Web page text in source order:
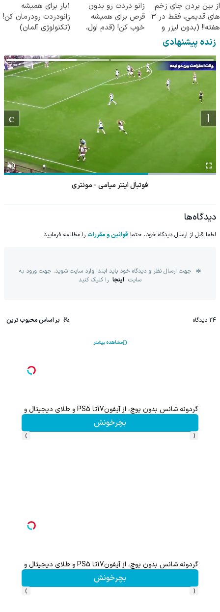
از بین بردن جای زخم
های قدیمی، فقط در 3
هفته!! (بدون لیزر و
جراحی)
زانو دردت رو بدون
قرص برای همیشه
خوب کن! (قدم اول،
1بار برای همیشه
زانودردت رودرمان کن!
(تکنولوژی آلمان)
زنده پیشنهادی
فوتبال اینتر میامی - مونتری
دیدگاه‌ها
لطفا قبل از ارسال دیدگاه خود، حتما قوانین و مقررات را مطالعه فرمایید.
جهت ارسال نظر و دیدگاه خود باید ابتدا وارد سایت شوید. جهت ورود به
سایت اینجا را کلیک کنید
24 دیدگاه بر اساس محبوب ترین
مشاهده بیشتر
گردونه شانس بدون پوچ، از آیفون17تا PS5 و طلای دیجیتال و دلار🔥
بچرخونش
‹
›
گردونه شانس بدون پوچ، از آیفون17تا PS5 و طلای دیجیتال و دلار🔥
بچرخونش
‹
›